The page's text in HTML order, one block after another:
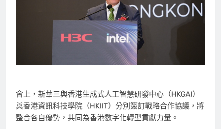
會上，新華三與香港生成式人工智慧研發中心（HKGAI）
與香港資訊科技學院（HKIIT）分別簽訂戰略合作協議，將
整合各自優勢，共同為香港數字化轉型貢獻力量。